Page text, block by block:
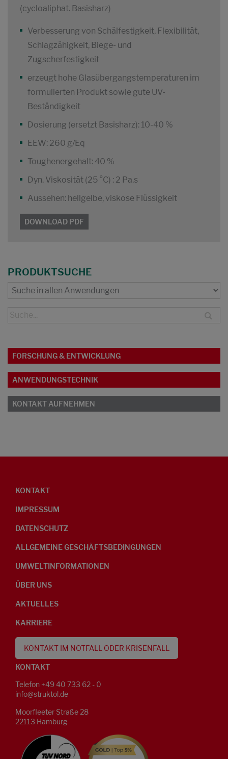
(cycloaliphat. Basisharz)
Verbesserung von Schälfestigkeit, Flexibilität,
Schlagzähigkeit, Biege- und
Zugscherfestigkeit
erzeugt hohe Glasübergangstemperaturen im
formulierten Produkt sowie gute UV-
Beständigkeit
Dosierung (ersetzt Basisharz): 10-40 %
EEW: 260 g/Eq
Toughenergehalt: 40 %
Dyn. Viskosität (25 °C) : 2 Pa.s
Aussehen: hellgelbe, viskose Flüssigkeit
DOWNLOAD PDF
PRODUKTSUCHE
FORSCHUNG & ENTWICKLUNG
ANWENDUNGSTECHNIK
KONTAKT AUFNEHMEN
KONTAKT
IMPRESSUM
DATENSCHUTZ
ALLGEMEINE GESCHÄFTSBEDINGUNGEN
UMWELTINFORMATIONEN
ÜBER UNS
AKTUELLES
KARRIERE
KONTAKT IM NOTFALL ODER KRISENFALL
KONTAKT
Telefon +49 40 733 62 - 0
info@struktol.de
Moorfleeter Straße 28
22113 Hamburg